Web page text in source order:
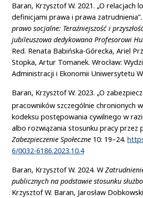
Baran, Krzysztof W. 2021. „O relacjach
definicjami prawa i prawa
prawo socjalne: Teraźniejszość i
jubileuszowa dedykowana Profesorowi
Red. Renata Babińska-Górecka, Ariel
Stopka, Artur Tomanek. Wrocław:
Administracji i Ekonomii Uniwersytetu
Baran, Krzysztof W. 2023. „O
pracowników szczególnie chronionych
kodeksu postępowania cywilnego w
albo rozwiązania stosunku pracy przez
Zabezpieczenie Społeczne 10: 19–24.
6/0032-6186.2023.10.4
Baran, Krzysztof W. 2024. W
publicznych na podstawie stosunku
Krzysztof W. Baran, Jarosław